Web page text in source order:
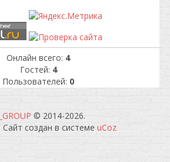
Онлайн всего: 4
Гостей: 4
Пользователей: 0
© 2014-2026.
Сайт создан в системе uCoz